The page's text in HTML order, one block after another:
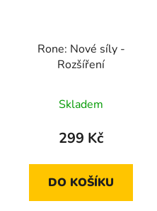
Rone: Nové síly -
Rozšíření
Skladem
299 Kč
DO KOŠÍKU